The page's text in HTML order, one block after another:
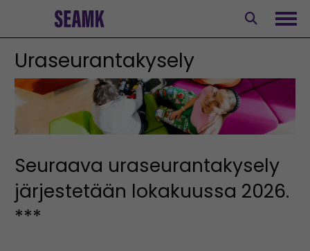
Uraseurantakysely
Seuraava uraseurantakysely
järjestetään lokakuussa 2026.
***